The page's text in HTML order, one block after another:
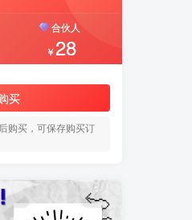
合伙人
￥28
买
购买，可保存购买订